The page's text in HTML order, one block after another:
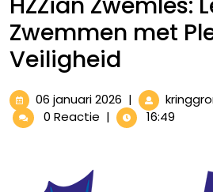
Zwemmen met
Veiligheid
06 januari 2026 06
januari
2026
|
0 Reactie | 16:49